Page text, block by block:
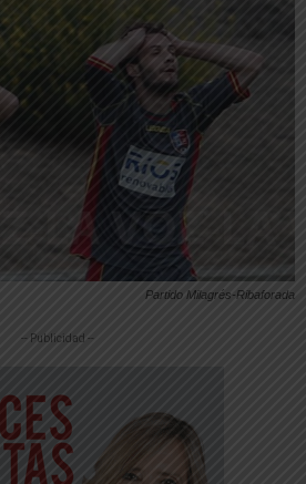
Partido Milagrés-Ribaforada
-- Publicidad --